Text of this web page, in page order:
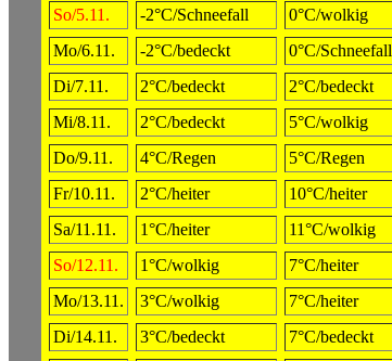
So/5.11.
-2°C/Schneefall 0°C/wolkig
Mo/6.11.
-2°C/bedeckt 0°C/Schneefall
Di/7.11.
2°C/bedeckt 2°C/bedeckt
Mi/8.11.
2°C/bedeckt 5°C/wolkig
Do/9.11.
4°C/Regen 5°C/Regen
Fr/10.11.
2°C/heiter 10°C/heiter
Sa/11.11.
1°C/heiter 11°C/wolkig
So/12.11.
1°C/wolkig 7°C/heiter
Mo/13.11.
3°C/wolkig 7°C/heiter
Di/14.11.
3°C/bedeckt 7°C/bedeckt